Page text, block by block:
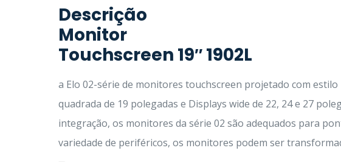
Descrição
Monitor
Touchscreen 19″ 1902L
a Elo 02-série de monitores touchscreen projetado com
quadrada de 19 polegadas e Displays wide de 22, 24 e 27
integração, os monitores da série 02 são adequados para
variedade de periféricos, os monitores podem ser